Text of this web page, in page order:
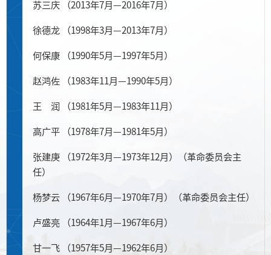
苏三庆 （2013年7月—2016年7月）
徐德龙 （1998年3月—2013年7月）
何保康 （1990年5月—1997年5月）
赵鸿佐 （1983年11月—1990年5月）
王 润 （1981年5月—1983年11月）
高广平 （1978年7月—1981年5月）
张建庚 （1972年3月—1973年12月）（革命委员会主
任）
杨梦云 （1967年6月—1970年7月）（革命委员会主任）
卢盛亮 （1964年1月—1967年6月）
甘一飞 （1957年5月—1962年6月）